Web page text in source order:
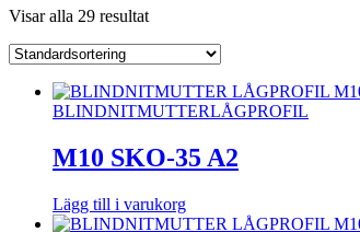
Visar alla 29 resultat
BLINDNITMUTTERLÅGPROFIL
M10 SKO-35 A2
Lägg till i varukorg